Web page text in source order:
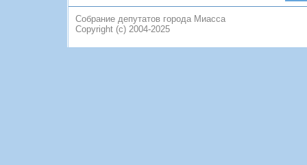
Собрание депутатов города Миасса
Copyright (c) 2004-2025